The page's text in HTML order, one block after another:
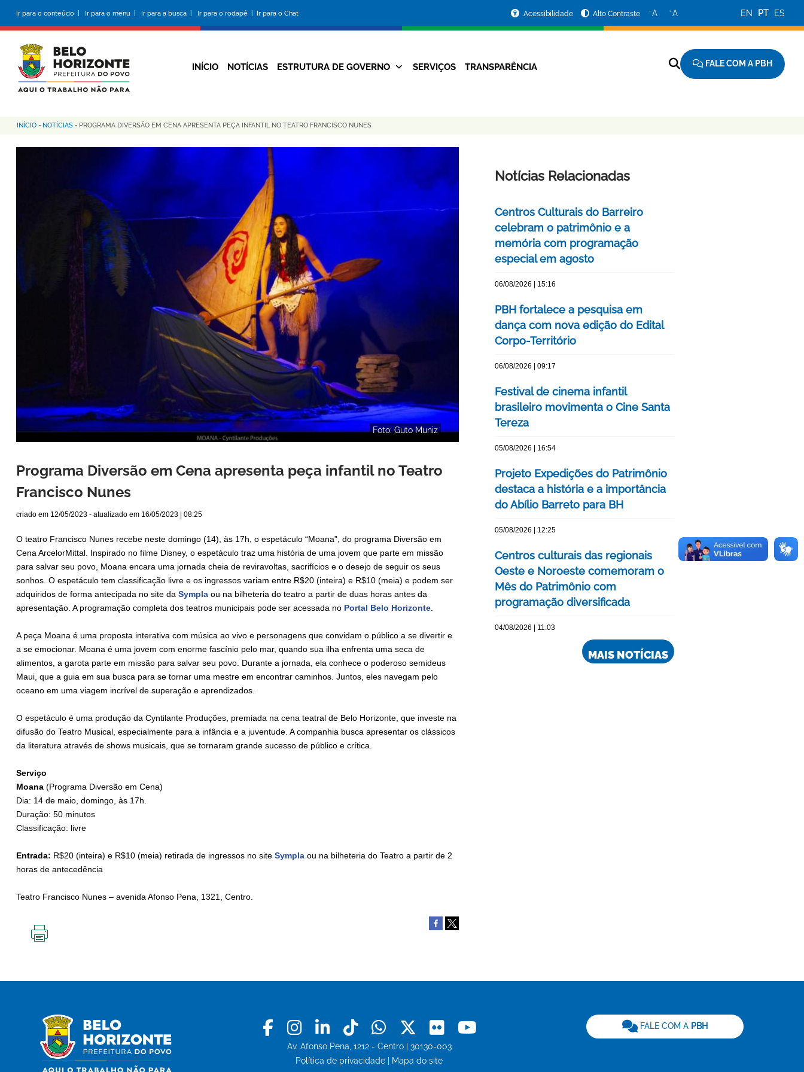
conteúdo
principal
Ir para o conteúdo | Ir para o menu | Ir para a busca | Ir para o rodapé | Ir para o Chat
da
Prefeitura
Acessibilidade Alto Contraste −A +A EN PT ES
Navegação
INÍCIO NOTÍCIAS ESTRUTURA DE GOVERNO SERVIÇOS TRANSPARÊNCIA FALE COM A PBH
Trilha
de
INÍCIO - NOTÍCIAS - PROGRAMA DIVERSÃO EM CENA APRESENTA PEÇA INFANTIL NO TEATRO FRANCISCO NUNES
Foto: Guto Muniz
Programa Diversão em Cena apresenta peça infantil no Teatro
Francisco Nunes
criado em 12/05/2023 - atualizado em 16/05/2023 | 08:25
O teatro Francisco Nunes recebe neste domingo (14), às 17h, o espetáculo “Moana”, do programa Diversão em
Cena ArcelorMittal. Inspirado no filme Disney, o espetáculo traz uma história de uma jovem que parte em missão
para salvar seu povo, Moana encara uma jornada cheia de reviravoltas, sacrifícios e o desejo de seguir os seus
sonhos. O espetáculo tem classificação livre e os ingressos variam entre R$20 (inteira) e R$10 (meia) e podem ser
adquiridos de forma antecipada no site da Sympla ou na bilheteria do teatro a partir de duas horas antes da
apresentação. A programação completa dos teatros municipais pode ser acessada no Portal Belo Horizonte.
A peça Moana é uma proposta interativa com música ao vivo e personagens que convidam o público a se divertir e
a se emocionar. Moana é uma jovem com enorme fascínio pelo mar, quando sua ilha enfrenta uma seca de
alimentos, a garota parte em missão para salvar seu povo. Durante a jornada, ela conhece o poderoso semideus
Maui, que a guia em sua busca para se tornar uma mestre em encontrar caminhos. Juntos, eles navegam pelo
oceano em uma viagem incrível de superação e aprendizados.
O espetáculo é uma produção da Cyntilante Produções, premiada na cena teatral de Belo Horizonte, que investe na
difusão do Teatro Musical, especialmente para a infância e a juventude. A companhia busca apresentar os clássicos
da literatura através de shows musicais, que se tornaram grande sucesso de público e crítica.
Serviço
Moana (Programa Diversão em Cena)
Dia: 14 de maio, domingo, às 17h.
Duração: 50 minutos
Classificação: livre
Entrada: R$20 (inteira) e R$10 (meia) retirada de ingressos no site Sympla ou na bilheteria do Teatro a partir de 2
horas de antecedência
Teatro Francisco Nunes – avenida Afonso Pena, 1321, Centro.
Notícias Relacionadas
Centros Culturais do Barreiro
celebram o patrimônio e a
memória com programação
especial em agosto
06/08/2026 | 15:16
PBH fortalece a pesquisa em
dança com nova edição do Edital
Corpo-Território
06/08/2026 | 09:17
Festival de cinema infantil
brasileiro movimenta o Cine Santa
Tereza
05/08/2026 | 16:54
Projeto Expedições do Patrimônio
destaca a história e a importância
do Abílio Barreto para BH
05/08/2026 | 12:25
Centros culturais das regionais
Oeste e Noroeste comemoram o
Mês do Patrimônio com
programação diversificada
04/08/2026 | 11:03
MAIS NOTÍCIAS
Facebook
Instagram
LinkedinTiktokWhatsapp
X Flickr
Av. Afonso Pena, 1212 - Centro | 30130-003
Política de privacidade
Mapa do site
FALE COM A PBH